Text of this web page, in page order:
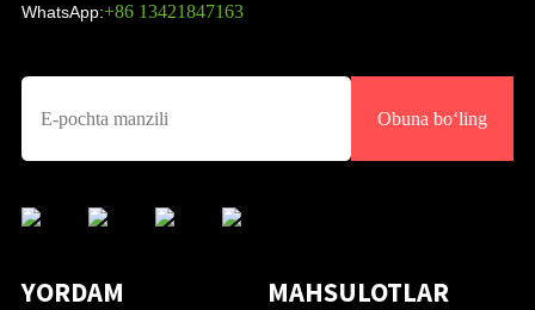
WhatsApp:+86 13421847163
Obuna boʻling
YORDAM MAHSULOTLAR